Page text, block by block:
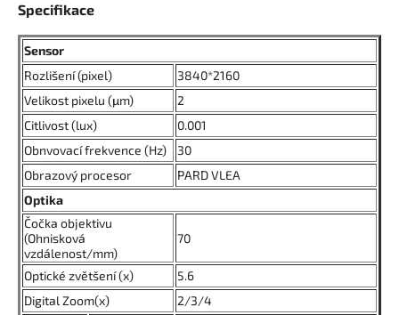
Specifikace
Sensor
Rozlišení (pixel)
3840*2160
Velikost pixelu (μm)
2
Citlivost (lux)
0.001
Obnvovací frekvence (Hz)
30
Obrazový procesor
PARD VLEA
Optika
Čočka objektivu
(Ohnisková
vzdálenost/mm)
70
Optické zvětšení (x)
5.6
Digital Zoom(x)
2/3/4